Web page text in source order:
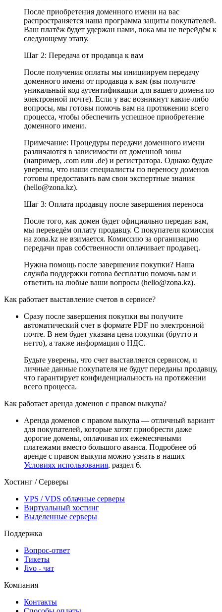
После приобретения доменного имени на вас
распространяется наша программа защиты покупателей.
Ваш платёж будет удержан нами, пока мы не перейдём к
следующему этапу.
Шаг 2: Передача от продавца к вам
После получения оплаты мы инициируем передачу
доменного имени от продавца к вам (вы получите
уникальный код аутентификации для вашего домена по
электронной почте). Если у вас возникнут какие-либо
вопросы, мы готовы помочь вам на протяжении всего
процесса, чтобы обеспечить успешное приобретение
доменного имени.
Примечание: Процедуры передачи доменного имени
различаются в зависимости от доменной зоны
(например, .com или .de) и регистратора. Однако будьте
уверены, что наши специалисты по переносу доменов
готовы предоставить вам свои экспертные знания
(hello@zona.kz).
Шаг 3: Оплата продавцу после завершения переноса
После того, как домен будет официально передан вам,
мы переведём оплату продавцу. С покупателя комиссия
на zona.kz не взимается. Комиссию за организацию
передачи прав собственности оплачивает продавец.
Нужна помощь после завершения покупки? Наша
служба поддержки готова бесплатно помочь вам и
ответить на любые ваши вопросы (hello@zona.kz).
Как работает выставление счетов в сервисе?
Сразу после завершения покупки вы получите
автоматический счет в формате PDF по электронной
почте. В нем будет указана цена покупки (брутто и
нетто), а также информация о НДС.
Будьте уверены, что счет выставляется сервисом, и
личные данные покупателя не будут переданы продавцу,
что гарантирует конфиденциальность на протяжении
всего процесса.
Как работает аренда доменов с правом выкупа?
Аренда доменов с правом выкупа — отличный вариант
для покупателей, которые хотят приобрести даже
дорогие домены, оплачивая их ежемесячными
платежами вместо большого аванса. Подробнее об
аренде с правом выкупа можно узнать в наших
Условиях использования, раздел 6.
Хостинг / Серверы
VPS / VDS облачные серверы
Виртуальный хостинг
Выделенные серверы
Поддержка
Вопрос-ответ
Тикеты
Jivo - чат
Компания
Контакты